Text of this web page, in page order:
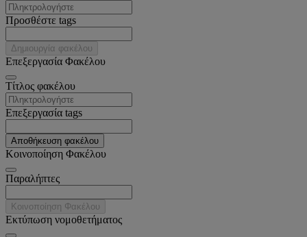
Προσθέστε tags
Δημιουργία φακέλου
Επεξεργασία Φακέλου
Tίτλος φακέλου
Επεξεργασία tags
Αποθήκευση φακέλου
Κοινοποίηση Φακέλου
Παραλήπτες
Κοινοποίηση Φακέλου
Εκτύπωση νομοθετήματος